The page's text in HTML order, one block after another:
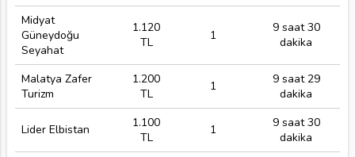
Midyat
Güneydoğu
Seyahat
1.120
TL
1
9 saat 30
dakika
Malatya Zafer
Turizm
1.200
TL
1
9 saat 29
dakika
Lider Elbistan
1.100
TL
1
9 saat 30
dakika